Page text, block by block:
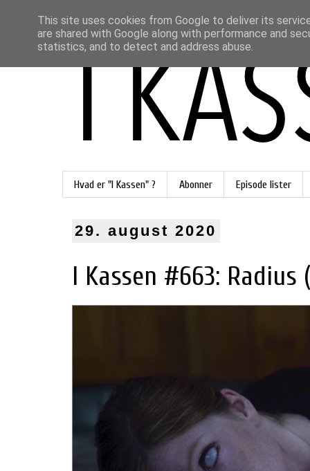
Hvad er "I Kassen" ? Abonner Episode lister
29. august 2020
I Kassen #663: Radius
This site uses cookies from Google to deliver its
are shared with Google along with performance and
statistics, and to detect and address abuse.